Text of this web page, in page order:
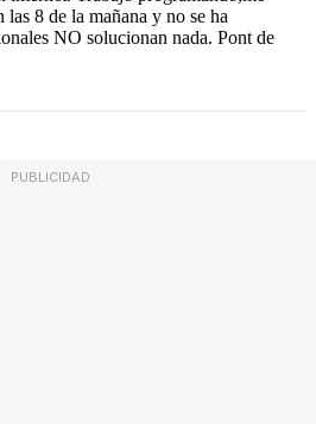
PUBLICIDAD